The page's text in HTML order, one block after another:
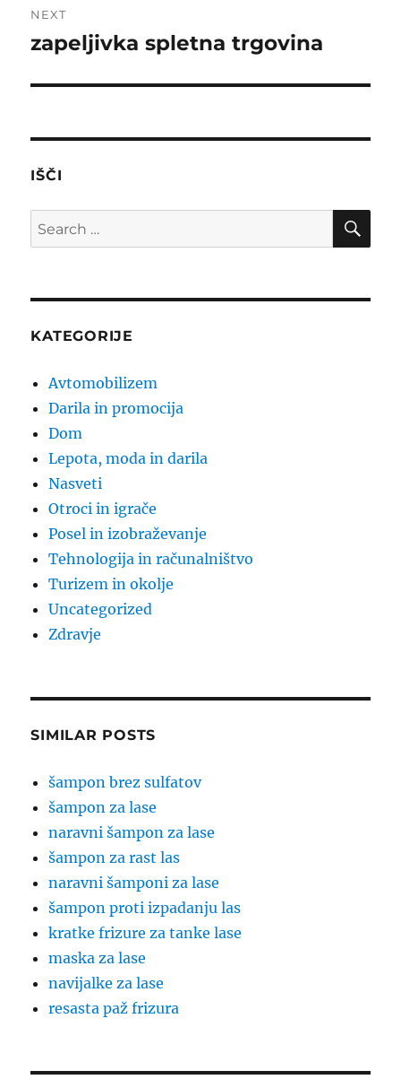
NEXT
Next
zapeljivka spletna trgovina
IŠČI
Search
for:
KATEGORIJE
Avtomobilizem
Darila in promocija
Dom
Lepota, moda in darila
Nasveti
Otroci in igrače
Posel in izobraževanje
Tehnologija in računalništvo
Turizem in okolje
Uncategorized
Zdravje
SIMILAR POSTS
šampon brez sulfatov
šampon za lase
naravni šampon za lase
šampon za rast las
naravni šamponi za lase
šampon proti izpadanju las
kratke frizure za tanke lase
maska za lase
navijalke za lase
resasta paž frizura